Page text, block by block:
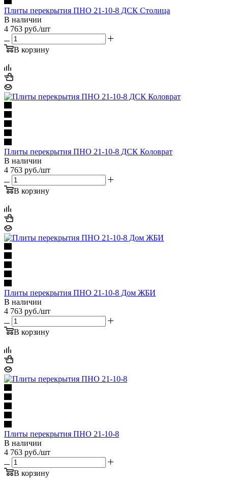
Плиты перекрытия ПНО 21-10-8 ДСК Столица
В наличии
4 763 руб./шт
В корзину
Плиты перекрытия ПНО 21-10-8 ДСК Коловрат
В наличии
4 763 руб./шт
В корзину
Плиты перекрытия ПНО 21-10-8 Дом ЖБИ
В наличии
4 763 руб./шт
В корзину
Плиты перекрытия ПНО 21-10-8
В наличии
4 763 руб./шт
В корзину